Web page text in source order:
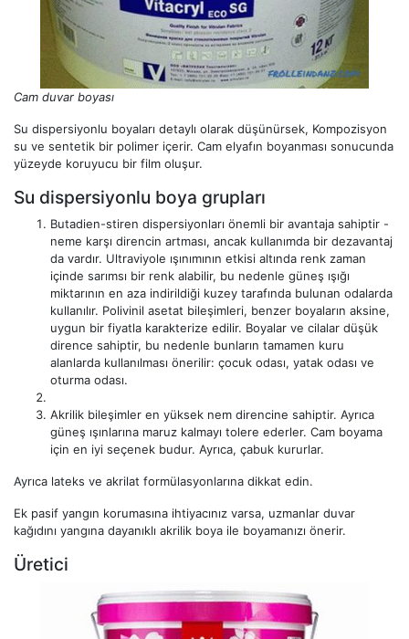
Cam duvar boyası
Su dispersiyonlu boyaları detaylı olarak düşünürsek, Kompozisyon
su ve sentetik bir polimer içerir. Cam elyafın boyanması sonucunda
yüzeyde koruyucu bir film oluşur.
Su dispersiyonlu boya grupları
Butadien-stiren dispersiyonları önemli bir avantaja sahiptir -
neme karşı direncin artması, ancak kullanımda bir dezavantaj
da vardır. Ultraviyole ışınımının etkisi altında renk zaman
içinde sarımsı bir renk alabilir, bu nedenle güneş ışığı
miktarının en aza indirildiği kuzey tarafında bulunan odalarda
kullanılır. Polivinil asetat bileşimleri, benzer boyaların aksine,
uygun bir fiyatla karakterize edilir. Boyalar ve cilalar düşük
dirence sahiptir, bu nedenle bunların tamamen kuru
alanlarda kullanılması önerilir: çocuk odası, yatak odası ve
oturma odası.
Akrilik bileşimler en yüksek nem direncine sahiptir. Ayrıca
güneş ışınlarına maruz kalmayı tolere ederler. Cam boyama
için en iyi seçenek budur. Ayrıca, çabuk kururlar.
Ayrıca lateks ve akrilat formülasyonlarına dikkat edin.
Ek pasif yangın korumasına ihtiyacınız varsa, uzmanlar duvar
kağıdını yangına dayanıklı akrilik boya ile boyamanızı önerir.
Üretici